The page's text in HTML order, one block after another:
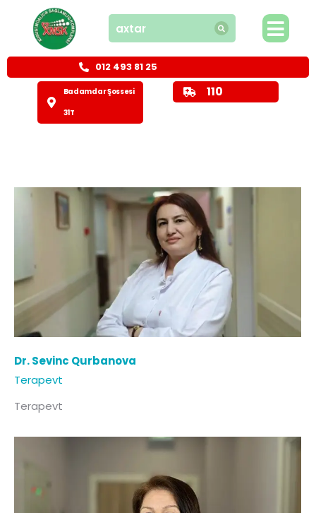
012 493 81 25
Badamdar Şossesi
31T
110
Dr. Sevinc Qurbanova
Terapevt
Terapevt